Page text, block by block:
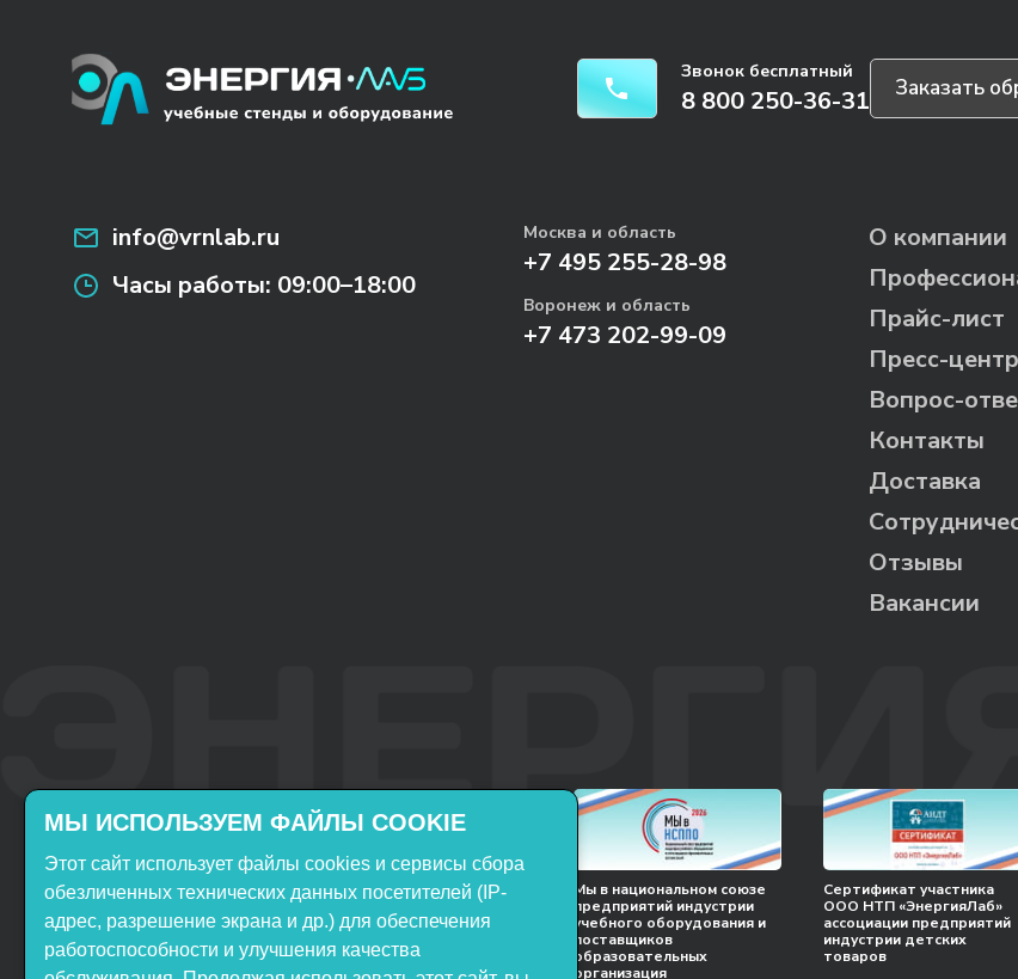
Звонок бесплатный
8 800 250-36-31 Заказать
info@vrnlab.ru
Часы работы: 09:00–18:00
Москва и область
+7 495 255-28-98
Воронеж и область
+7 473 202-99-09
О компании
Прайс-лист
Пресс-центр
Вопрос-
Контакты
Доставка
Отзывы
Вакансии
Включён в реестр
Продукция НТП
«ЭнергияЛаб» включена в
реестр Минпромторга РФ
Мы в национальном союзе
предприятий индустрии
учебного оборудования и
поставщиков
образовательных
организация
Сертификат участника
ООО НТП «ЭнергияЛаб»
ассоциации предприятий
индустрии детских
товаров
МЫ ИСПОЛЬЗУЕМ ФАЙЛЫ COOKIE
Этот сайт использует файлы cookies и сервисы сбора
обезличенных технических данных посетителей (IP-
адрес, разрешение экрана и др.) для обеспечения
работоспособности и улучшения качества